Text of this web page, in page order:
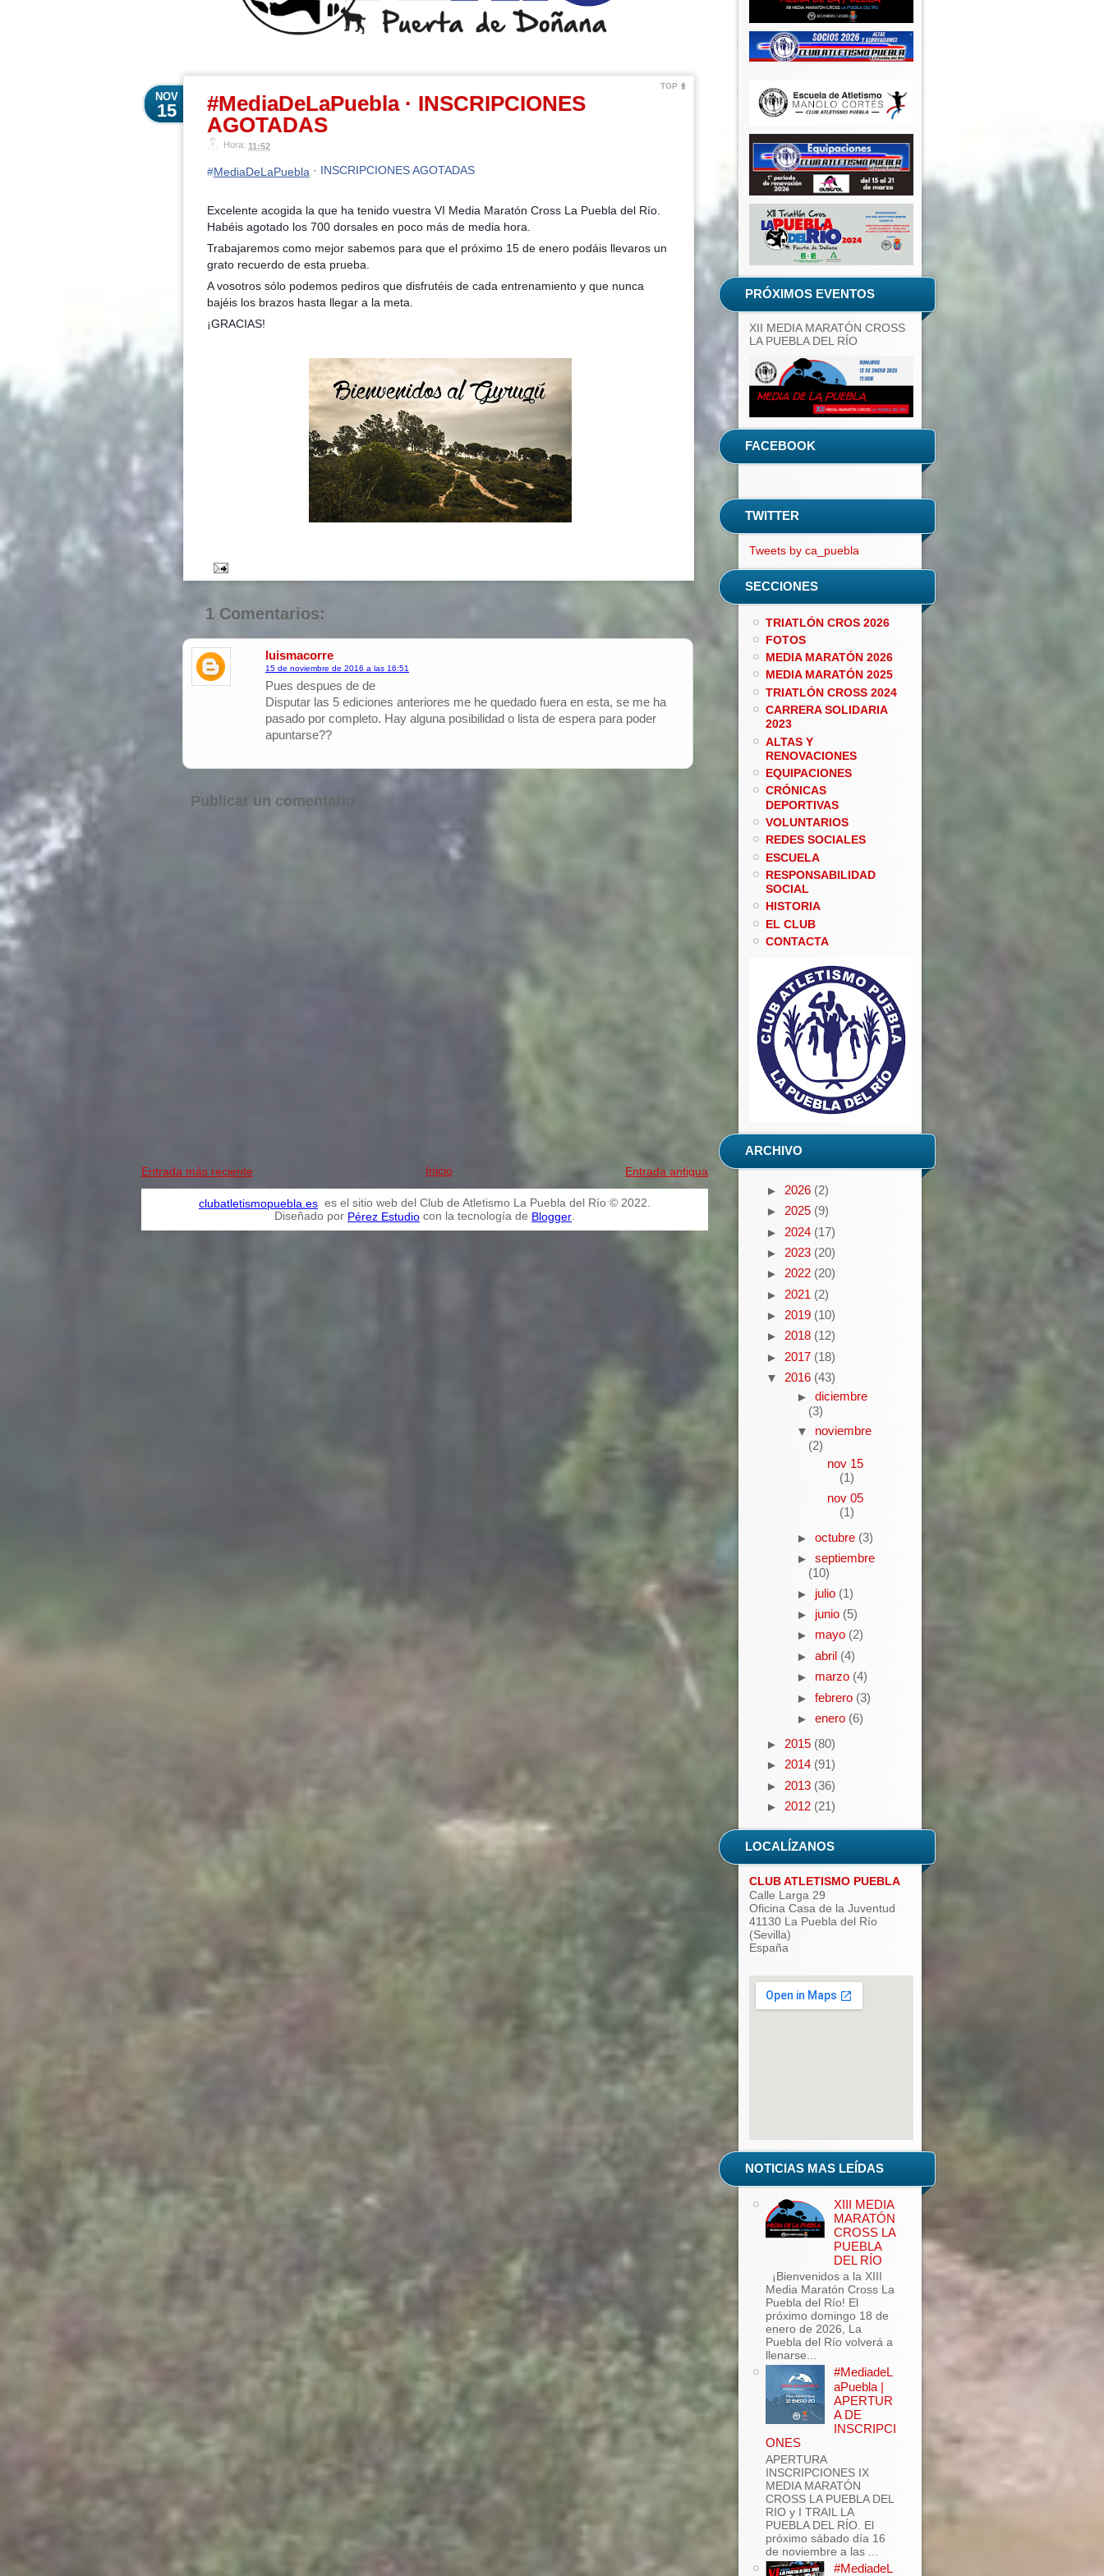
TOP
#MediaDeLaPuebla · INSCRIPCIONES
AGOTADAS
NOV
15
Hora: 11:52
#MediaDeLaPuebla · INSCRIPCIONES AGOTADAS
Excelente acogida la que ha tenido vuestra VI Media Maratón Cross La Puebla del Río.
Habéis agotado los 700 dorsales en poco más de media hora.
Trabajaremos como mejor sabemos para que el próximo 15 de enero podáis llevaros un
grato recuerdo de esta prueba.
A vosotros sólo podemos pediros que disfrutéis de cada entrenamiento y que nunca
bajéis los brazos hasta llegar a la meta.
¡GRACIAS!
1 Comentarios:
luismacorre
15 de noviembre de 2016 a las 16:51
Pues despues de de
Disputar las 5 ediciones anteriores me he quedado fuera en esta, se me ha
pasado por completo. Hay alguna posibilidad o lista de espera para poder
apuntarse??
Publicar un comentario
Entrada más reciente Entrada antigua
Inicio
clubatletismopuebla.es es el sitio web del Club de Atletismo La Puebla del Río © 2022.
Diseñado por Pérez Estudio con la tecnología de Blogger
PRÓXIMOS EVENTOS
XII MEDIA MARATÓN CROSS
LA PUEBLA DEL RÍO
FACEBOOK
TWITTER
Tweets by ca_puebla
SECCIONES
TRIATLÓN CROS 2026
FOTOS
MEDIA MARATÓN 2026
MEDIA MARATÓN 2025
TRIATLÓN CROSS 2024
CARRERA SOLIDARIA
2023
ALTAS Y
RENOVACIONES
EQUIPACIONES
CRÓNICAS
DEPORTIVAS
VOLUNTARIOS
REDES SOCIALES
ESCUELA
RESPONSABILIDAD
SOCIAL
HISTORIA
EL CLUB
CONTACTA
ARCHIVO
► 2026 (2)
► 2025 (9)
► 2024 (17)
► 2023 (20)
► 2022 (20)
► 2021 (2)
► 2019 (10)
► 2018 (12)
► 2017 (18)
▼ 2016 (43)
►diciembre
(3)
▼ noviembre
(2)
nov 15
(1)
nov 05
(1)
►octubre (3)
►septiembre
(10)
► julio (1)
► junio (5)
► mayo (2)
►abril (4)
► marzo (4)
►febrero (3)
►enero (6)
► 2015 (80)
► 2014 (91)
► 2013 (36)
► 2012 (21)
LOCALÍZANOS
CLUB ATLETISMO PUEBLA
Calle Larga 29
Oficina Casa de la Juventud
41130 La Puebla del Río
(Sevilla)
España
NOTICIAS MAS LEÍDAS
XIII MEDIA
MARATÓN
CROSS LA
PUEBLA
DEL RÍO
¡Bienvenidos a la XIII
Media Maratón Cross La
Puebla del Río! El
próximo domingo 18 de
enero de 2026, La
Puebla del Río volverá a
llenarse...
#MediadeL
aPuebla |
APERTUR
A DE
INSCRIPCI
ONES
APERTURA
INSCRIPCIONES IX
MEDIA MARATÓN
CROSS LA PUEBLA DEL
RIO y I TRAIL LA
PUEBLA DEL RÍO. El
próximo sábado día 16
de noviembre a las ...
#MediadeL